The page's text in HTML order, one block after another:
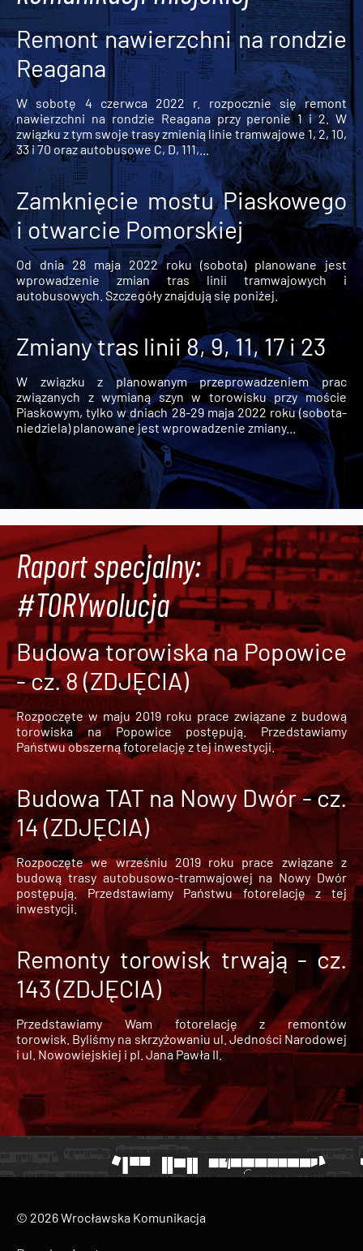
Remont nawierzchni na rondzie
Reagana
W sobotę 4 czerwca 2022 r. rozpocznie się remont
nawierzchni na rondzie Reagana przy peronie 1 i 2. W
związku z tym swoje trasy zmienią linie tramwajowe 1, 2, 10,
33 i 70 oraz autobusowe C, D, 111,...
Zamknięcie mostu Piaskowego
i otwarcie Pomorskiej
Od dnia 28 maja 2022 roku (sobota) planowane jest
wprowadzenie zmian tras linii tramwajowych i
autobusowych. Szczegóły znajdują się poniżej.
Zmiany tras linii 8, 9, 11, 17 i 23
W związku z planowanym przeprowadzeniem prac
związanych z wymianą szyn w torowisku przy moście
Piaskowym, tylko w dniach 28-29 maja 2022 roku (sobota-
niedziela) planowane jest wprowadzenie zmiany...
Raport specjalny:
#TORYwolucja
Budowa torowiska na Popowice
- cz. 8 (ZDJĘCIA)
Rozpoczęte w maju 2019 roku prace związane z budową
torowiska na Popowice
postępują. Przedstawiamy
Państwu obszerną fotorelację z tej inwestycji.
Budowa TAT na Nowy Dwór - cz.
14 (ZDJĘCIA)
Rozpoczęte we wrześniu 2019 roku prace związane z
budową trasy autobusowo-tramwajowej na Nowy Dwór
postępują. Przedstawiamy Państwu fotorelację z tej
inwestycji.
Remonty torowisk trwają - cz.
143 (ZDJĘCIA)
Przedstawiamy Wam fotorelację z remontów
torowisk. Byliśmy na skrzyżowaniu ul. Jedności Narodowej
i ul. Nowowiejskiej i pl. Jana Pawła II.
© 2026 Wrocławska Komunikacja